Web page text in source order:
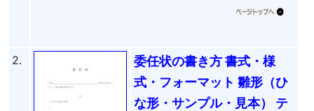
2.
委任状の書き方 書式・様
式・フォーマット 雛形（ひ
な形・サンプル・見本） テ